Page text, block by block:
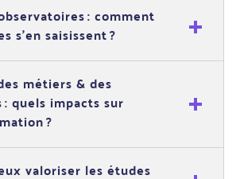
: comment
s’en saisissent ?
métiers & des
quels impacts sur
?
valoriser les études